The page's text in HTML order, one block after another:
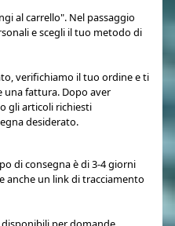
al carrello". Nel passaggio
e scegli il tuo metodo di
verifichiamo il tuo ordine e ti
una fattura. Dopo aver
gli articoli richiesti
desiderato.
di consegna è di 3-4 giorni
anche un link di tracciamento